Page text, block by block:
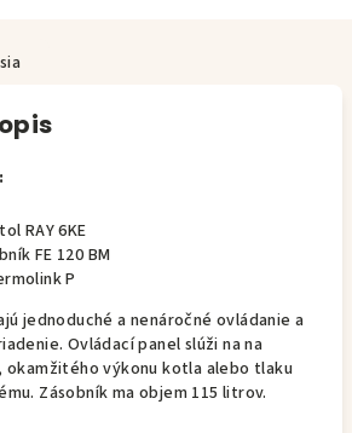
RAY 6KE
FE 120 BM
P
jednoduché a nenáročné ovládanie a
Ovládací panel slúži na na
výkonu kotla alebo tlaku
Zásobník ma objem 115 litrov.